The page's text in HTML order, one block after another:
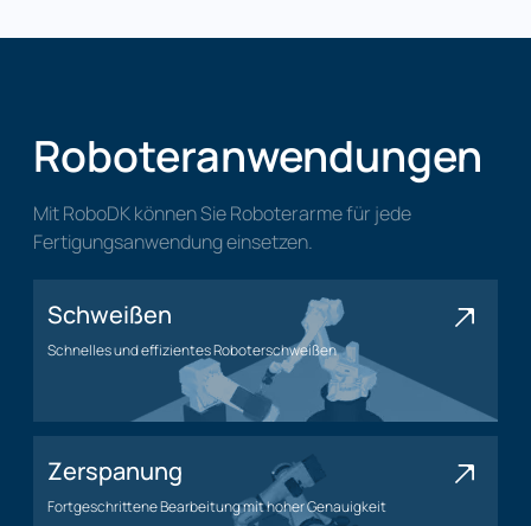
Roboteranwendungen
Mit RoboDK können Sie Roboterarme für jede
Fertigungsanwendung einsetzen.
Schweißen
Schnelles und effizientes Roboterschweißen
Schweißanwendung
Zerspanung
Fortgeschrittene Bearbeitung mit hoher Genauigkeit